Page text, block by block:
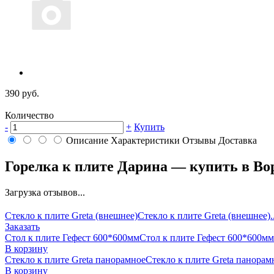
390 руб.
Количество
-
+ Купить
Описание Характеристики Отзывы Доставка
Горелка к плите Дарина — купить в
Загрузка отзывов...
Стекло к плите Greta (внешнее)Стекло к плите Greta
Заказать
Стол к плите Гефест 600*600ммСтол к плите Гефест
В корзину
Стекло к плите Greta панорамноеСтекло к плите Greta
В корзину